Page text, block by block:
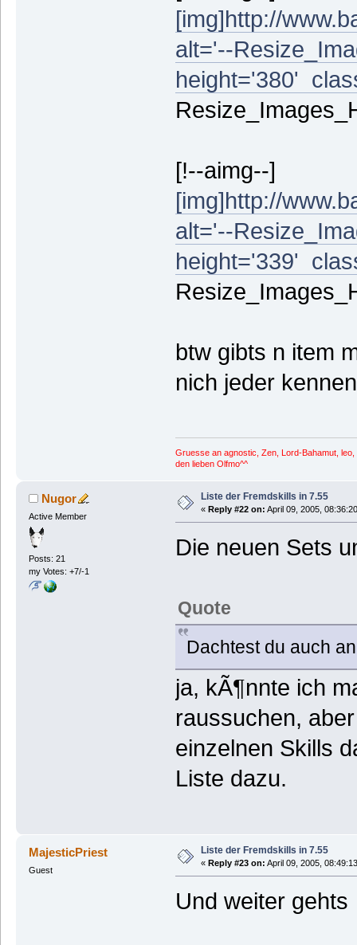
[img]http://
alt='--
height='380'
[!--aimg--]
[img]http://
alt='--
height='339'
btw gibts n item
nich jeder
Gruesse an agnostic, Zen, Lord-Bahamut,
den lieben Olfmo^^
Nugor
Active Member
Posts: 21
my Votes: +7/-1
Liste der Fremdskills in 7.55
« Reply #22 on: April 09, 2005,
Die neuen Sets
Quote
Dachtest du auch
ja, kÃ¶nnte ich
raussuchen,
einzelnen Skills
Liste dazu.
MajesticPriest
Guest
Liste der Fremdskills in 7.55
« Reply #23 on: April 09, 2005,
Und weiter